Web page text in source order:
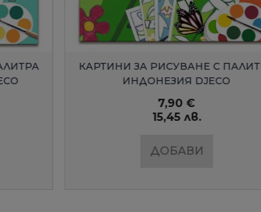
БЪРЗ ПРЕГЛЕД
КАРТИНИ ЗА РИСУВАНЕ С ПАЛИТРА
ИНДОНЕЗИЯ DJECO